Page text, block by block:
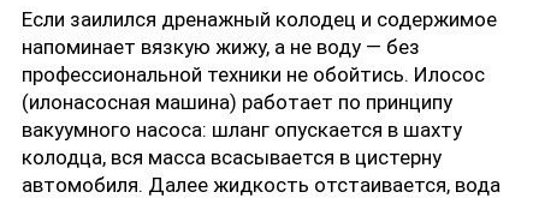
Если заилился дренажный колодец и содержимое
напоминает вязкую жижу, а не воду — без
профессиональной техники не обойтись. Илосос
(илонасосная машина) работает по принципу
вакуумного насоса: шланг опускается в шахту
колодца, вся масса всасывается в цистерну
автомобиля. Далее жидкость отстаивается, вода